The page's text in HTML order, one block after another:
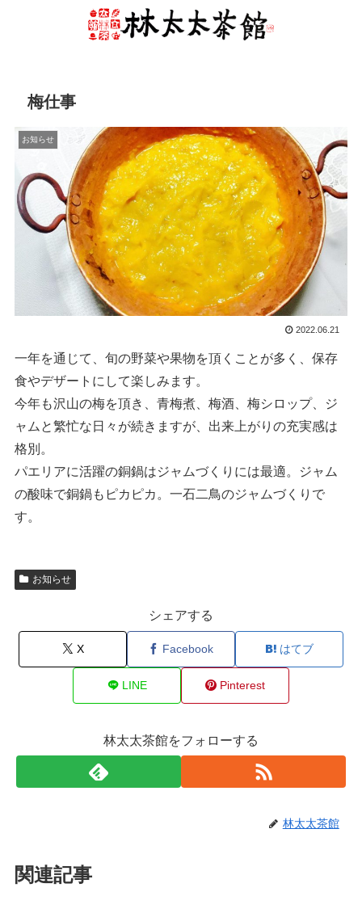
梅仕事
お知らせ
2022.06.21
一年を通じて、旬の野菜や果物を頂くことが多く、保存
食やデザートにして楽しみます。
今年も沢山の梅を頂き、青梅煮、梅酒、梅シロップ、ジ
ャムと繁忙な日々が続きますが、出来上がりの充実感は
格別。
パエリアに活躍の銅鍋はジャムづくりには最適。ジャム
の酸味で銅鍋もピカピカ。一石二鳥のジャムづくりで
す。
お知らせ
シェアする
X Facebook はてブ
LINE Pinterest
林太太茶館をフォローする
林太太茶館
関連記事